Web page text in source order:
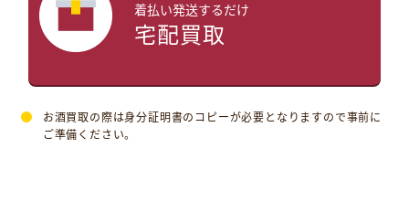
着払い発送するだけ
宅配買取
お酒買取の際は身分証明書のコピーが必要となりますので事前に
ご準備ください。